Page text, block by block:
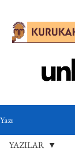
Yazı
YAZILAR